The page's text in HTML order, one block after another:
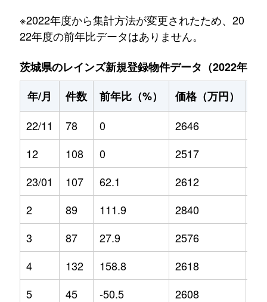
※2022年度から集計方法が変更されたため、20
22年度の前年比データはありません。
茨城県のレインズ新規登録物件データ（2022年11
年/月
件数 前年比（%） 価格（万円）
22/11
78 0 2646
12
108 0 2517
23/01
107 62.1 2612
2
89 111.9 2840
3
87 27.9 2576
4
132 158.8 2618
5
45 -50.5 2608